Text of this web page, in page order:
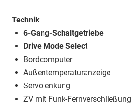
Technik
6-Gang-Schaltgetriebe
Drive Mode Select
Bordcomputer
Außentemperaturanzeige
Servolenkung
ZV mit Funk-Fernverschließung